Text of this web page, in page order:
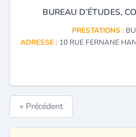
BUREAU D’ÉTUDES,
PRESTATIONS :
ADRESSE : 10 RUE FERNANE
« Précédent